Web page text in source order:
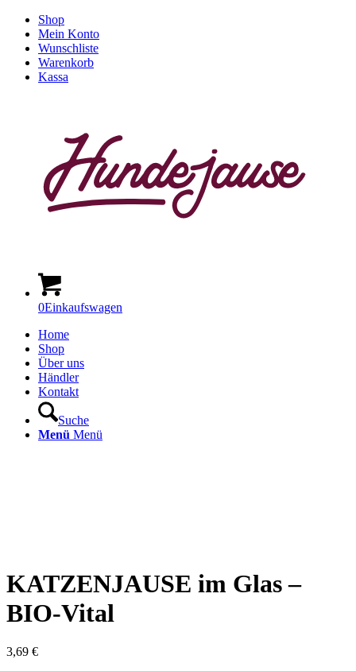
Shop
Mein Konto
Wunschliste
Warenkorb
Kassa
0Einkaufswagen
Home
Shop
Über uns
Händler
Kontakt
Suche
Menü Menü
KATZENJAUSE im Glas –
BIO-Vital
3,69 €